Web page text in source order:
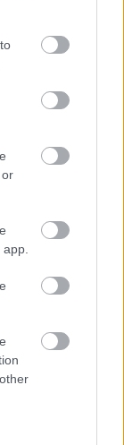
az
én hősünk
táborozik
lezárt határ
hadosztály